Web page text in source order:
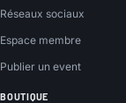
Réseaux sociaux
Espace membre
Publier un event
BOUTIQUE